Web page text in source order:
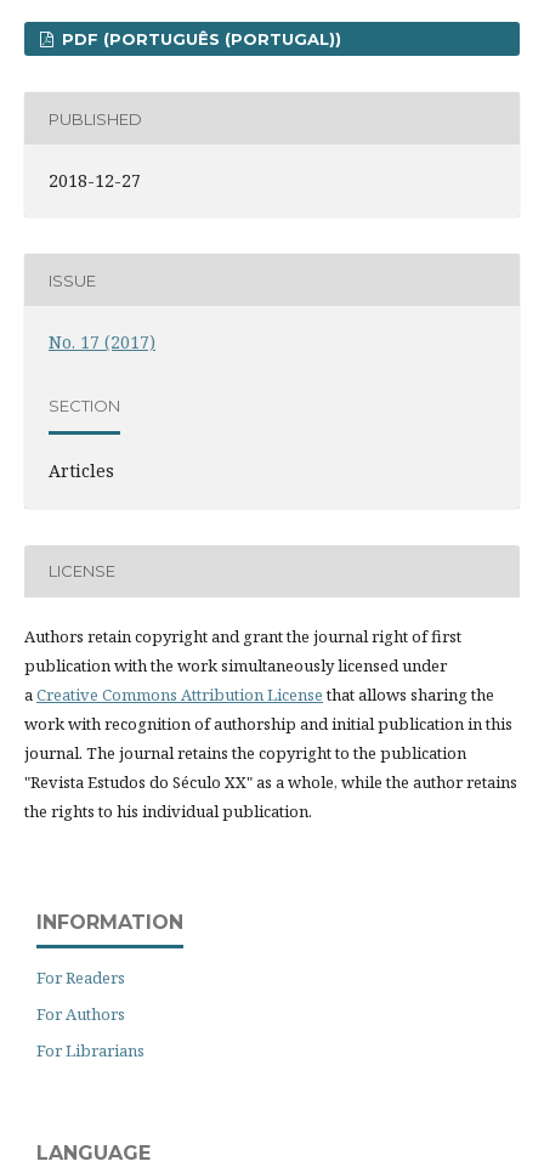
PDF (PORTUGUÊS (PORTUGAL))
PUBLISHED
2018-12-27
ISSUE
No. 17 (2017)
SECTION
Articles
LICENSE
Authors retain copyright and grant the journal right of first
publication with the work simultaneously licensed under
a Creative Commons Attribution Licensethat allows sharing the
work with recognition of authorship and initial publication in this
journal. The journal retains the copyright to the publication
"Revista Estudos do Século XX" as a whole, while the author retains
the rights to his individual publication.
INFORMATION
For Readers
For Authors
For Librarians
LANGUAGE